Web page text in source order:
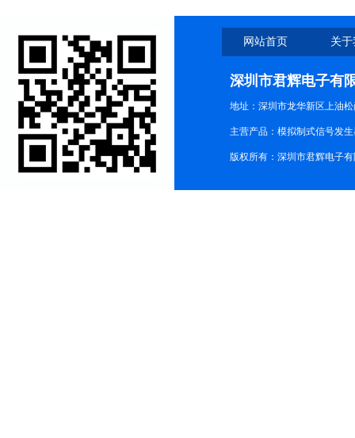
网站首页 关
深圳市君辉电子有
地址：深圳市龙华新区上油松
主营产品：模拟制式信号发
版权所有：深圳市君辉电子